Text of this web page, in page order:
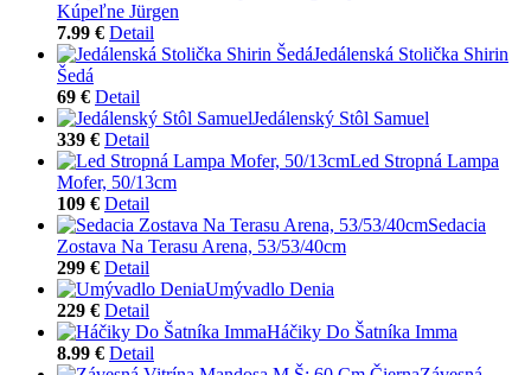
Kúpeľne Jürgen
7.99 € Detail
Jedálenská Stolička Shirin
Šedá
69 € Detail
Jedálenský Stôl Samuel
339 € Detail
Led Stropná Lampa
Mofer, 50/13cm
109 € Detail
Sedacia
Zostava Na Terasu Arena, 53/53/40cm
299 € Detail
Umývadlo Denia
229 € Detail
Háčiky Do Šatníka Imma
8.99 € Detail